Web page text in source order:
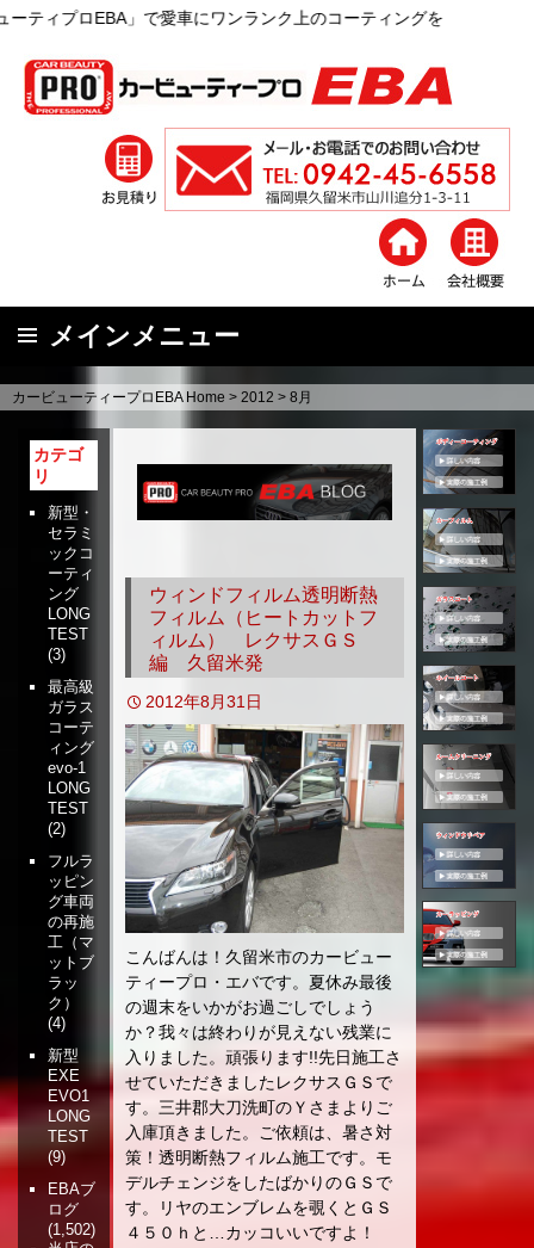
車にワンランク上のコーティングを
メインメニュー
コカービューティープロEBA Home > 2012 > 8月
ウィンドフィルム透明断熱
フィルム（ヒートカットフ
ィルム） レクサスＧＳ
編 久留米発
2012年8月31日
こんばんは！久留米市のカービュー
ティープロ・エバです。夏休み最後
の週末をいかがお過ごしでしょう
か？我々は終わりが見えない残業に
入りました。頑張ります!!先日施工さ
せていただきましたレクサスＧＳで
す。三井郡大刀洗町のＹさまよりご
入庫頂きました。ご依頼は、暑さ対
策！透明断熱フィルム施工です。モ
デルチェンジをしたばかりのＧＳで
す。リヤのエンブレムを覗くとＧＳ
４５０ｈと…カッコいいですよ！
カテゴ
リ
新型・
セラミ
ックコ
ーティ
ング
LONG
TEST
(3)
最高級
ガラス
コーテ
ィング
evo-1
LONG
TEST
(2)
フルラ
ッピン
グ車両
の再施
工（マ
ットブ
ラッ
ク）
(4)
新型
EXE
EVO1
LONG
TEST
(9)
EBAブ
ログ
(1,502)